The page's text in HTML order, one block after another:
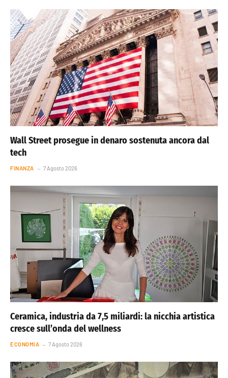
Wall Street prosegue in denaro sostenuta ancora dal
tech
FINANZA 7 Agosto 2026
Ceramica, industria da 7,5 miliardi: la nicchia artistica
cresce sull’onda del wellness
ECONOMIA 7 Agosto 2026